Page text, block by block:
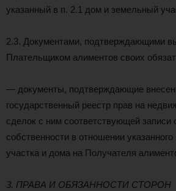
указанный в п. 2.1 дом и земельный
2.3. Документами, подтверждающими
Плательщиком алиментов своих
— документы, подтверждающие
государственный реестр прав на
сделок с ним соответствующей записи
собственности в отношении
участка и дома на Получателя
3. ПРАВА И ОБЯЗАННОСТИ СТОРОН